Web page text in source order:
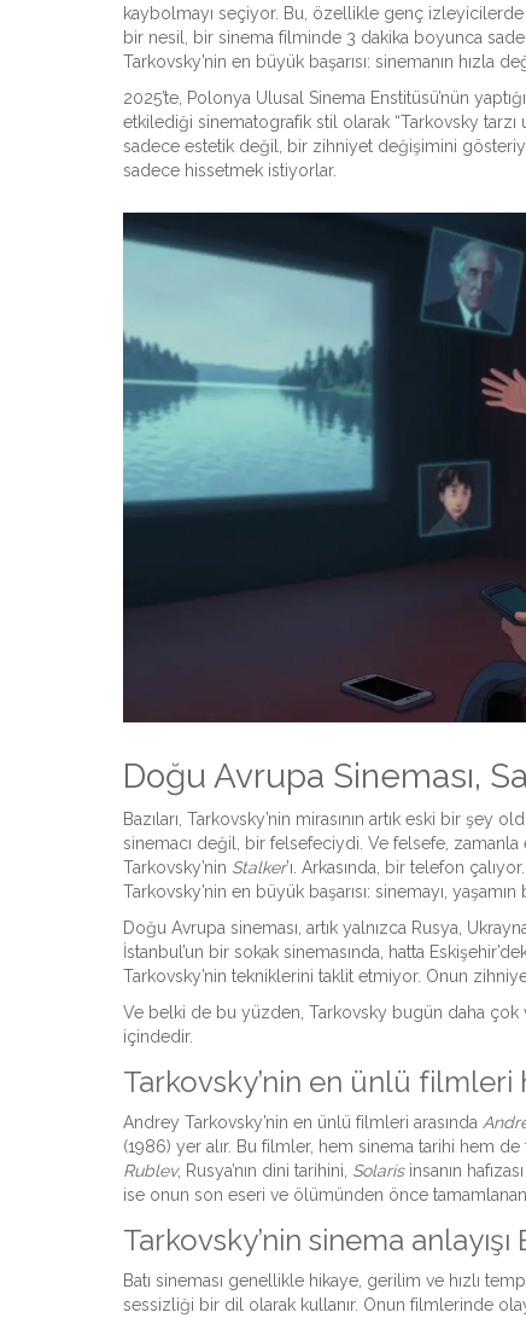
kaybolmayı seçiyor. Bu, özellikle genç izleyicilerde
bir nesil, bir sinema filminde 3 dakika boyunca
Tarkovsky’nin en büyük başarısı: sinemanın hızla
2025’te, Polonya Ulusal Sinema Enstitüsü’nün
etkilediği sinematografik stil olarak “Tarkovsky tarzı
sadece estetik değil, bir zihniyet değişimini
sadece hissetmek istiyorlar.
Doğu Avrupa Sineması,
Bazıları, Tarkovsky’nin mirasının artık eski bir
sinemacı değil, bir felsefeciydi. Ve felsefe,
Tarkovsky’nin Stalker’ı. Arkasında, bir telefon
Tarkovsky’nin en büyük başarısı: sinemayı,
Doğu Avrupa sineması, artık yalnızca Rusya,
İstanbul’un bir sokak sinemasında, hatta
Tarkovsky’nin tekniklerini taklit etmiyor. Onun
Ve belki de bu yüzden, Tarkovsky bugün daha çok
içindedir.
Tarkovsky’nin en ünlü filmleri
Andrey Tarkovsky’nin en ünlü filmleri arasında
(1986) yer alır. Bu filmler, hem sinema tarihi hem
Rublev, Rusya’nın dini tarihini, Solarisinsanın
ise onun son eseri ve ölümünden önce
Tarkovsky’nin sinema anlayışı
Batı sineması genellikle hikaye, gerilim ve hızlı
sessizliği bir dil olarak kullanır. Onun filmlerinde